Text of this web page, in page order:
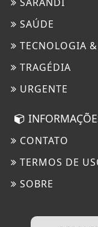
SAÚDE
TECNOLOGIA
TRAGÉDIA
URGENTE
CONTATO
TERMOS DE
SOBRE